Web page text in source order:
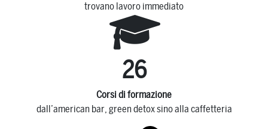
trovano lavoro immediato
26
Corsi di formazione
dall’american bar, green detox sino alla caffetteria